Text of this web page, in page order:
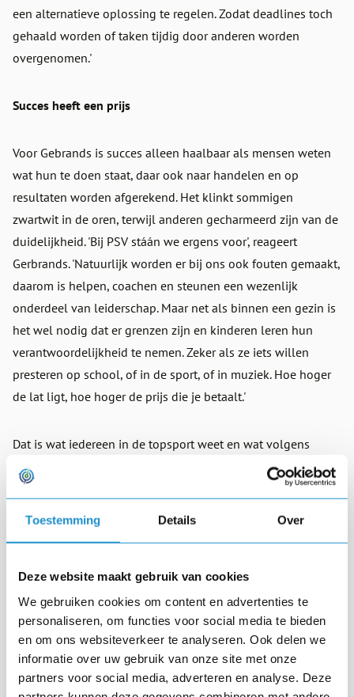
Toestemming Details Over
Deze website maakt gebruik van cookies
We gebruiken cookies om content en advertenties te
personaliseren, om functies voor social media te bieden
en om ons websiteverkeer te analyseren. Ook delen we
informatie over uw gebruik van onze site met onze
partners voor social media, adverteren en analyse. Deze
een alternatieve oplossing te regelen. Zodat deadlines toch
gehaald worden of taken tijdig door anderen worden
overgenomen.'
Succes heeft een prijs
Voor Gebrands is succes alleen haalbaar als mensen weten
wat hun te doen staat, daar ook naar handelen en op
resultaten worden afgerekend. Het klinkt sommigen
zwartwit in de oren, terwijl anderen gecharmeerd zijn van de
duidelijkheid. 'Bij PSV stáán we ergens voor', reageert
Gerbrands. 'Natuurlijk worden er bij ons ook fouten gemaakt,
daarom is helpen, coachen en steunen een wezenlijk
onderdeel van leiderschap. Maar net als binnen een gezin is
het wel nodig dat er grenzen zijn en kinderen leren hun
verantwoordelijkheid te nemen. Zeker als ze iets willen
presteren op school, of in de sport, of in muziek. Hoe hoger
de lat ligt, hoe hoger de prijs die je betaalt.'
Dat is wat iedereen in de topsport weet en wat volgens
Gerbrands vaak ook de meeste moeite kost: het betalen van
die prijs. 'Succes is hard werken en dat gaat ten koste van
thuis in een organisatie die minimaal een negen wil zijn.
Natuurlijk heb je als elftal of organisatie individuen nodig
om het verschil te maken, maar op topniveau wint het
organisatiedoel het altijd van persoonlijke doelen. Je
committeert je aan het beoogde succes van de club waar je
bij hoort en dat vraagt een bepaalde mentaliteit.'